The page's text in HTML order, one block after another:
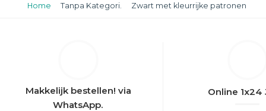
Home Tanpa Kategori. Zwart met kleurrijke patronen
Makkelijk bestellen! via
WhatsApp.
Online 1x24